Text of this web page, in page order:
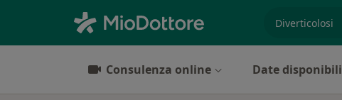
Consulenza online Date disponibili